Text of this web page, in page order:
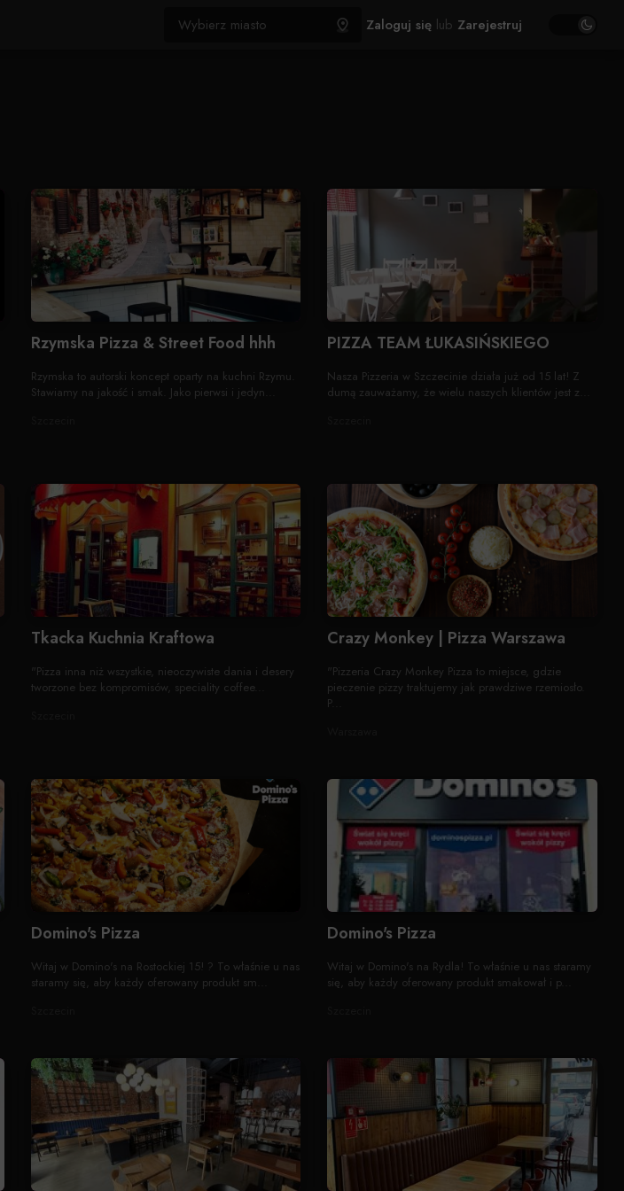
Zaloguj się lub Zarejestruj
Rzymska Pizza & Street Food hhh
Rzymska to autorski koncept oparty na kuchni Rzymu.
Stawiamy na jakość i smak. Jako pierwsi i jedyn...
PIZZA TEAM ŁUKASIŃSKIEGO
Nasza Pizzeria w Szczecinie działa już od 15 lat! Z
dumą zauważamy, że wielu naszych klientów jest z...
Tkacka Kuchnia Kraftowa
"Pizza inna niż wszystkie, nieoczywiste dania i desery
tworzone bez kompromisów, speciality coffee...
Crazy Monkey | Pizza Warszawa
"Pizzeria Crazy Monkey Pizza to miejsce, gdzie
pieczenie pizzy traktujemy jak prawdziwe rzemiosło.
P...
Domino's Pizza
Witaj w Domino's na Rostockiej 15! ? To właśnie u nas
staramy się, aby każdy oferowany produkt sm...
Domino's Pizza
Witaj w Domino's na Rydla! To właśnie u nas staramy
się, aby każdy oferowany produkt smakował i p...